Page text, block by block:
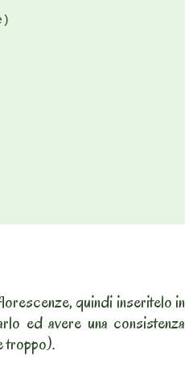
quindi inseritelo in
ed avere una consistenza
troppo).